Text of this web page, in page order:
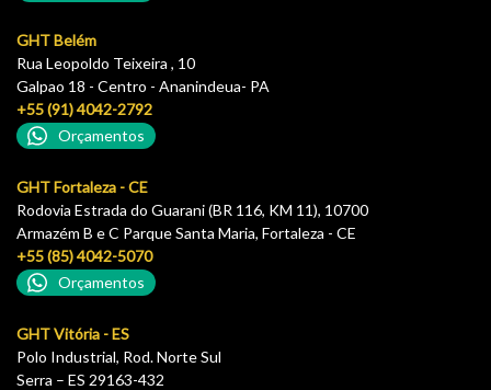
GHT Belém
Rua Leopoldo Teixeira , 10
Galpao 18 - Centro - Ananindeua- PA
+55 (91) 4042-2792
Orçamentos
GHT Fortaleza - CE
Rodovia Estrada do Guarani (BR 116, KM 11), 10700
Armazém B e C Parque Santa Maria, Fortaleza - CE
+55 (85) 4042-5070
Orçamentos
GHT Vitória - ES
Polo Industrial, Rod. Norte Sul
Serra – ES 29163-432